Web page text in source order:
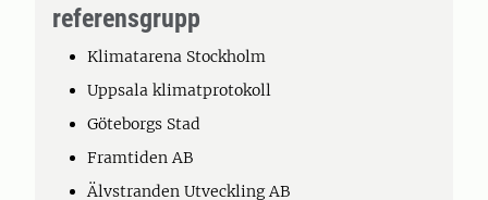
referensgrupp
Klimatarena Stockholm
Uppsala klimatprotokoll
Göteborgs Stad
Framtiden AB
Älvstranden Utveckling AB